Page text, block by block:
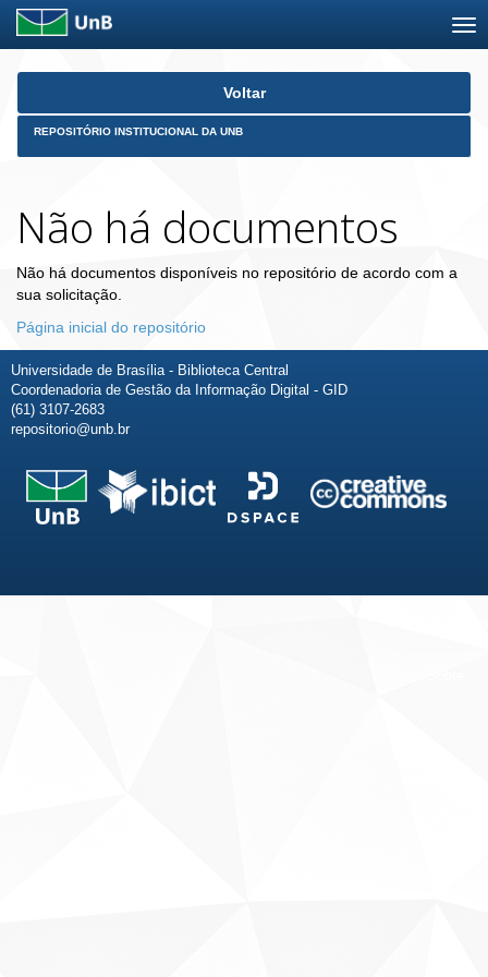
Skip
Voltar
REPOSITÓRIO INSTITUCIONAL DA UNB
Não há documentos
Não há documentos disponíveis no repositório de acordo com a
sua solicitação.
Página inicial do repositório
Universidade de Brasília - Biblioteca Central
Coordenadoria de Gestão da Informação Digital - GID
(61) 3107-2683
repositorio@unb.br